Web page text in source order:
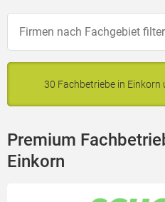
30 Fachbetriebe in
Premium
Einkorn